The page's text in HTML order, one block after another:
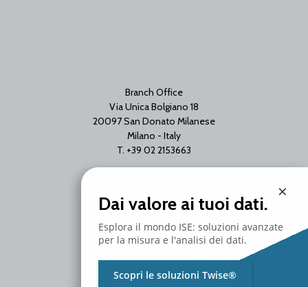
Branch Office
Via Unica Bolgiano 18
20097 San Donato Milanese
Milano - Italy
T. +39 02 2153663
×
Dai valore ai tuoi dati.
Esplora il mondo ISE: soluzioni avanzate
per la misura e l'analisi dei dati.
Scopri le soluzioni Twise®